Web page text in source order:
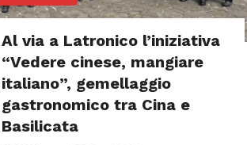
Al via a Latronico l’iniziativa
“Vedere cinese, mangiare
italiano”, gemellaggio
gastronomico tra Cina e
Basilicata